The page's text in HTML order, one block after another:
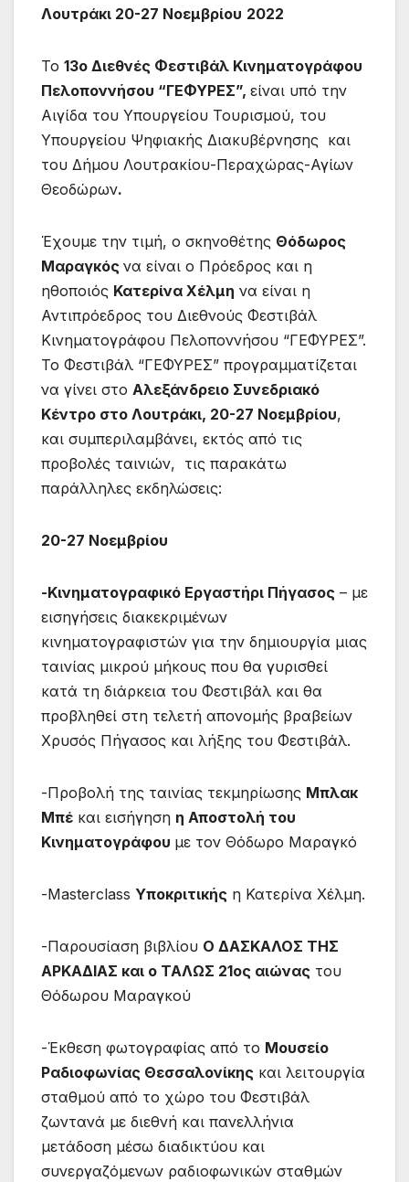
Λουτράκι 20-27 Νοεμβρίου 2022
Το 13ο Διεθνές Φεστιβάλ Κινηματογράφου
Πελοποννήσου “ΓΕΦΥΡΕΣ”, είναι υπό την
Αιγίδα του Υπουργείου Τουρισμού, του
Υπουργείου Ψηφιακής Διακυβέρνησης και
του Δήμου Λουτρακίου-Περαχώρας-Αγίων
Θεοδώρων.
Έχουμε την τιμή, ο σκηνοθέτης Θόδωρος
Μαραγκός να είναι ο Πρόεδρος και η
ηθοποιός Κατερίνα Χέλμη να είναι η
Αντιπρόεδρος του Διεθνούς Φεστιβάλ
Κινηματογράφου Πελοποννήσου “ΓΕΦΥΡΕΣ”.
Το Φεστιβάλ “ΓΕΦΥΡΕΣ” προγραμματίζεται
να γίνει στο Αλεξάνδρειο Συνεδριακό
Κέντρο στο Λουτράκι, 20-27 Νοεμβρίου,
και συμπεριλαμβάνει, εκτός από τις
προβολές ταινιών, τις παρακάτω
παράλληλες εκδηλώσεις:
20-27 Νοεμβρίου
-Κινηματογραφικό Εργαστήρι Πήγασος – με
εισηγήσεις διακεκριμένων
κινηματογραφιστών για την δημιουργία μιας
ταινίας μικρού μήκους που θα γυρισθεί
κατά τη διάρκεια του Φεστιβάλ και θα
προβληθεί στη τελετή απονομής βραβείων
Χρυσός Πήγασος και λήξης του Φεστιβάλ.
-Προβολή της ταινίας τεκμηρίωσης Μπλακ
Μπέ και εισήγηση η Αποστολή του
Κινηματογράφου με τον Θόδωρο Μαραγκό
-Μasterclass Υποκριτικής η Κατερίνα Χέλμη.
-Παρουσίαση βιβλίου Ο ΔΑΣΚΑΛΟΣ ΤΗΣ
ΑΡΚΑΔΙΑΣ και ο ΤΑΛΩΣ 21ος αιώνας του
Θόδωρου Μαραγκού
-Έκθεση φωτογραφίας από το Μουσείο
Ραδιοφωνίας Θεσσαλονίκης και λειτουργία
σταθμού από το χώρο του Φεστιβάλ
ζωντανά με διεθνή και πανελλήνια
μετάδοση μέσω διαδικτύου και
συνεργαζόμενων ραδιοφωνικών σταθμών